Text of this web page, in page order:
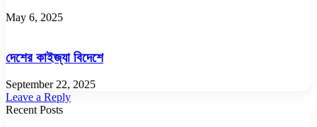
May 6, 2025
দেশের কাইজ্যা বিদেশে
September 22, 2025
Leave a Reply
Recent Posts